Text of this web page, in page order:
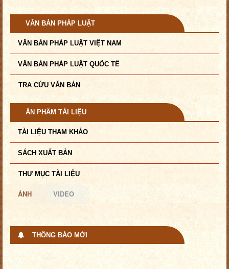
VĂN BẢN PHÁP LUẬT
VĂN BẢN PHÁP LUẬT VIỆT NAM
VĂN BẢN PHÁP LUẬT QUỐC TẾ
TRA CỨU VĂN BẢN
ẤN PHẨM TÀI LIỆU
TÀI LIỆU THAM KHẢO
SÁCH XUẤT BẢN
THƯ MỤC TÀI LIỆU
ẢNH VIDEO
THÔNG BÁO MỚI